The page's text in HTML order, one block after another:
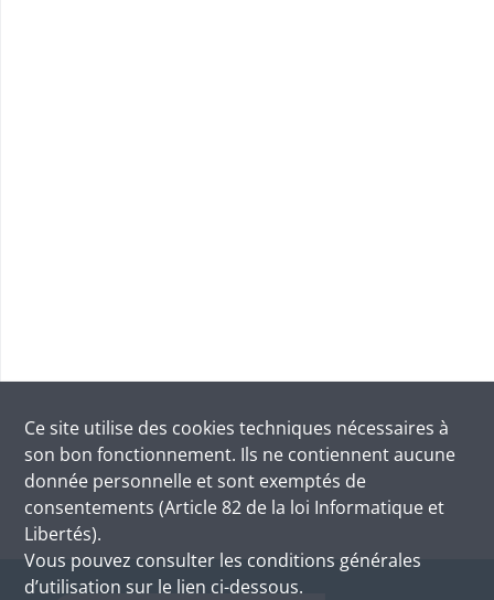
Ce site utilise des cookies techniques nécessaires à
son bon fonctionnement. Ils ne contiennent aucune
donnée personnelle et sont exemptés de
consentements (Article 82 de la loi Informatique et
Libertés).
Vous pouvez consulter les conditions générales
d’utilisation sur le lien ci-dessous.